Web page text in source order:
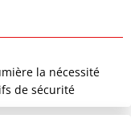
la nécessité
de sécurité